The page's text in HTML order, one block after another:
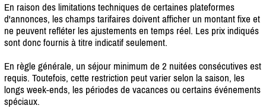
En raison des limitations techniques de certaines plateformes
d'annonces, les champs tarifaires doivent afficher un montant fixe et
ne peuvent refléter les ajustements en temps réel. Les prix indiqués
sont donc fournis à titre indicatif seulement.
En règle générale, un séjour minimum de 2 nuitées consécutives est
requis. Toutefois, cette restriction peut varier selon la saison, les
longs week-ends, les périodes de vacances ou certains événements
spéciaux.